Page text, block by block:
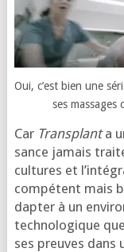
Oui, c’est bien une
ses
Car Transplanta
sance jamais
cultures et
com­pé­tent mais
dap­ter à un
tech­no­lo­gique
ses preuves